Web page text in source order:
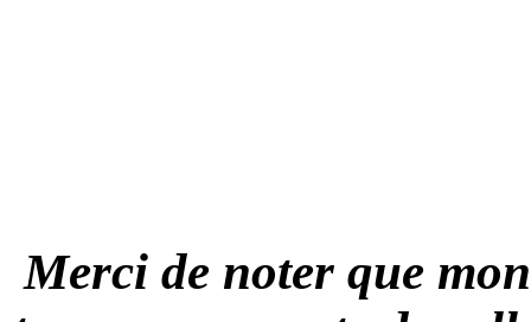
Merci de noter que